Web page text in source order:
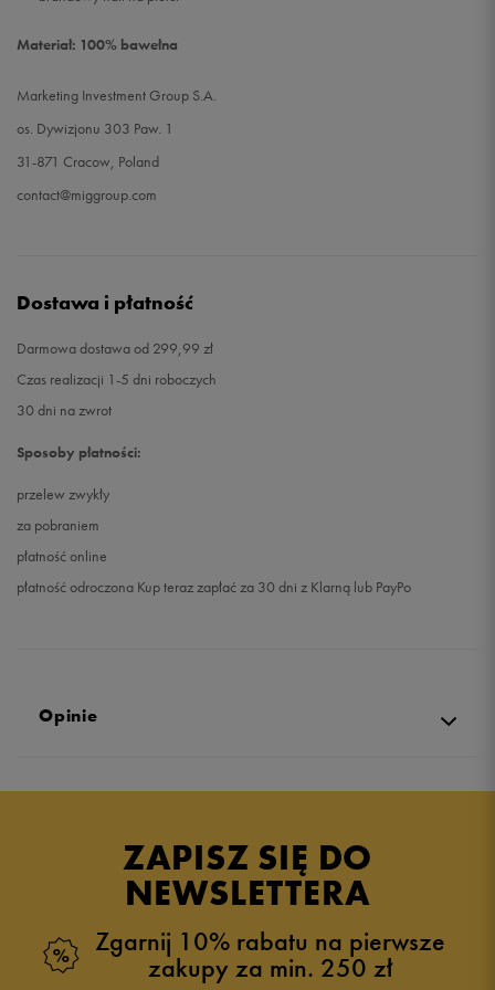
Materiał: 100% bawełna
Marketing Investment Group S.A.
os. Dywizjonu 303 Paw. 1
31-871 Cracow, Poland
contact@miggroup.com
Dostawa i płatność
Darmowa dostawa od 299,99 zł
Czas realizacji 1-5 dni roboczych
30 dni na zwrot
Sposoby płatności:
przelew zwykły
za pobraniem
płatność online
płatność odroczona Kup teraz zapłać za 30 dni z Klarną lub PayPo
Opinie
5.0
zebranych i zweryfikowanych przez
ZAPISZ SIĘ DO
NEWSLETTERA
Zgarnij 10% rabatu na pierwsze
zakupy za min. 250 zł